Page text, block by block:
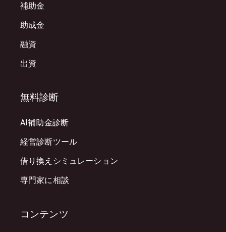
補助金
助成金
融資
出資
無料診断
AI補助金診断
経営診断ツール
借り換えシミュレーション
専門家に相談
コンテンツ